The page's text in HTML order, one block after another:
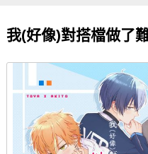
會員功能選單
會員中心
註冊會員
登入
我(好像)對搭檔做了